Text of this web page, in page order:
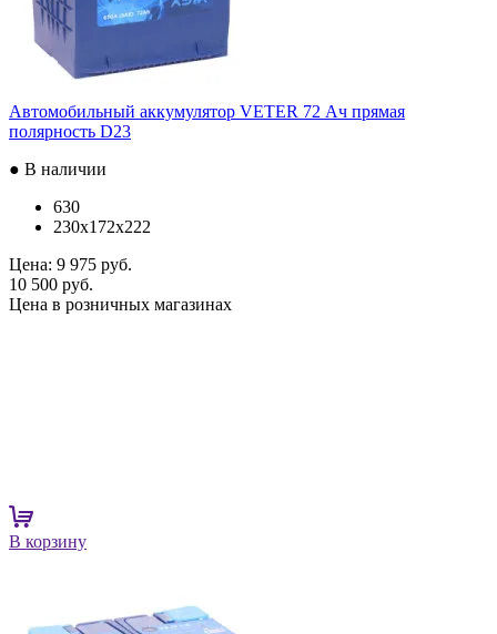
Автомобильный аккумулятор VETER 72 Ач прямая
полярность D23
● В наличии
630
230x172x222
Цена: 9 975 руб.
10 500 руб.
Цена в розничных магазинах
В корзину